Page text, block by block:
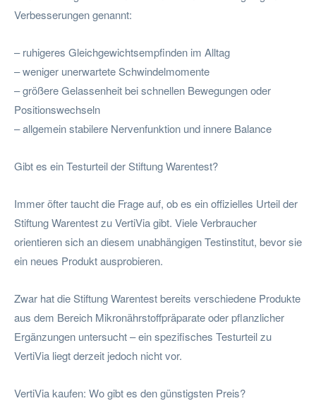
Verbesserungen genannt:
– ruhigeres Gleichgewichtsempfinden im Alltag
– weniger unerwartete Schwindelmomente
– größere Gelassenheit bei schnellen Bewegungen oder
Positionswechseln
– allgemein stabilere Nervenfunktion und innere Balance
Gibt es ein Testurteil der Stiftung Warentest?
Immer öfter taucht die Frage auf, ob es ein offizielles Urteil der
Stiftung Warentest zu VertiVia gibt. Viele Verbraucher
orientieren sich an diesem unabhängigen Testinstitut, bevor sie
ein neues Produkt ausprobieren.
Zwar hat die Stiftung Warentest bereits verschiedene Produkte
aus dem Bereich Mikronährstoffpräparate oder pflanzlicher
Ergänzungen untersucht – ein spezifisches Testurteil zu
VertiVia liegt derzeit jedoch nicht vor.
VertiVia kaufen: Wo gibt es den günstigsten Preis?